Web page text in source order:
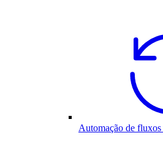
Automação de